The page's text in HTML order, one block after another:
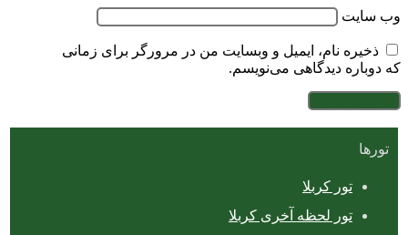
وب‌ سایت
ذخیره نام، ایمیل و وبسایت من در مرورگر برای زمانی
که دوباره دیدگاهی می‌نویسم.
تورها
تور کربلا
تور لحظه آخری کربلا